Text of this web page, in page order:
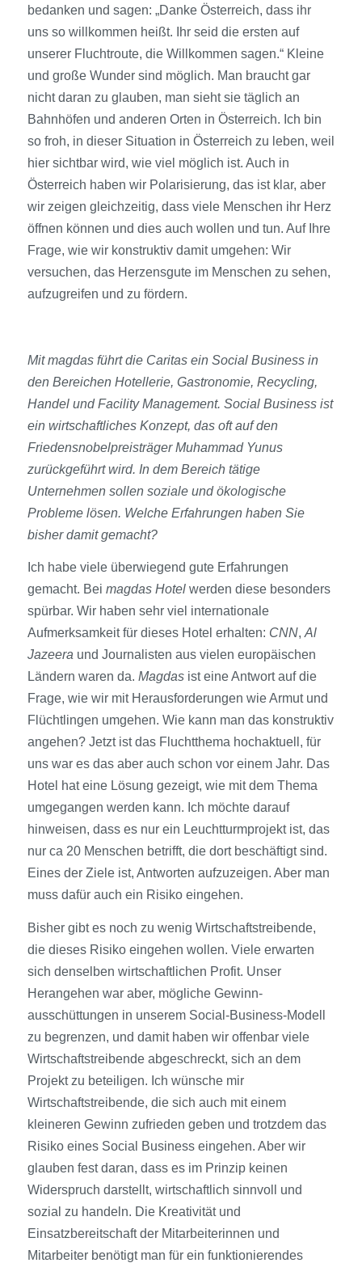
bedanken und sagen: „Danke Österreich, dass ihr
uns so willkommen heißt. Ihr seid die ersten auf
unserer Fluchtroute, die Willkommen sagen.“ Kleine
und große Wunder sind möglich. Man braucht gar
nicht daran zu glauben, man sieht sie täglich an
Bahnhöfen und anderen Orten in Österreich. Ich bin
so froh, in dieser Situation in Österreich zu leben, weil
hier sichtbar wird, wie viel möglich ist. Auch in
Österreich haben wir Polarisierung, das ist klar, aber
wir zeigen gleichzeitig, dass viele Menschen ihr Herz
öffnen können und dies auch wollen und tun. Auf Ihre
Frage, wie wir konstruktiv damit umgehen: Wir
versuchen, das Herzens­gute im Menschen zu sehen,
aufzugreifen und zu fördern.
Mit magdas führt die Caritas ein Social Business in
den Bereichen Hotellerie, Gastronomie, Recycling,
Handel und Facility Management. Social Business ist
ein wirtschaftliches Konzept, das oft auf den
Friedensnobelpreisträger Muhammad Yunus
zurückgeführt wird. In dem Bereich tätige
Unternehmen sollen soziale und ökologische
Probleme lösen. Welche Erfahrungen haben Sie
bisher damit gemacht?
Ich habe viele überwiegend gute Erfahrungen
gemacht. Bei magdas Hotelwerden diese besonders
spürbar. Wir haben sehr viel internationale
Aufmerksamkeit für dieses Hotel erhalten: CNN, Al
Jazeera und Journalisten aus vielen europäischen
Ländern waren da. Magdasist eine Antwort auf die
Frage, wie wir mit Herausforderungen wie Armut und
Flüchtlingen umgehen. Wie kann man das konstruktiv
angehen? Jetzt ist das Fluchtthema hochaktuell, für
uns war es das aber auch schon vor einem Jahr. Das
Hotel hat eine Lösung gezeigt, wie mit dem Thema
umgegangen werden kann. Ich möchte darauf
hinweisen, dass es nur ein Leuchtturmprojekt ist, das
nur ca 20 Menschen betrifft, die dort beschäftigt sind.
Eines der Ziele ist, Antworten aufzuzeigen. Aber man
muss dafür auch ein Risiko eingehen.
Bisher gibt es noch zu wenig Wirtschaftstreibende,
die dieses Risiko eingehen wollen. Viele erwarten
sich denselben wirtschaftlichen Profit. Unser
Herangehen war aber, mögliche Gewinn­
ausschüttungen in unserem Social-Business-Modell
zu begrenzen, und damit haben wir offenbar viele
Wirtschaftstreibende abgeschreckt, sich an dem
Projekt zu beteiligen. Ich wünsche mir
Wirtschaftstreibende, die sich auch mit einem
kleineren Gewinn zufrieden geben und trotzdem das
Risiko eines Social Business eingehen. Aber wir
glauben fest daran, dass es im Prinzip keinen
Widerspruch darstellt, wirtschaftlich sinnvoll und
sozial zu handeln. Die Kreativität und
Einsatzbereitschaft der Mitarbeiterinnen und
Mitarbeiter benötigt man für ein funktionierendes